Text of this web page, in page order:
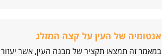
אנטומיה של העין על קצה המזלג
במאמר זה תמצאו תקציר של מבנה העין, אשר